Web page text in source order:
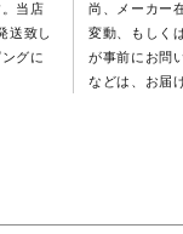
当店
送致し
グに
尚、メーカー
変動、もしく
が事前にお問
などは、お届